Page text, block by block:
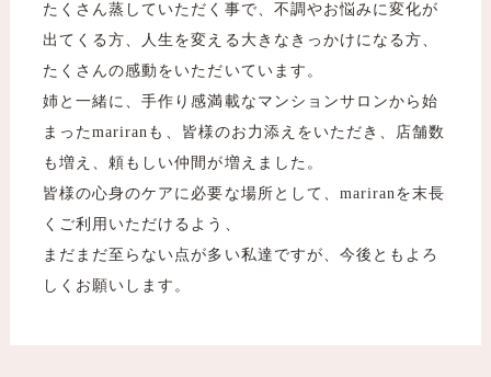
たくさん蒸していただく事で、不調やお悩みに変化が
出てくる方、人生を変える大きなきっかけになる方、
たくさんの感動をいただいています。
姉と一緒に、手作り感満載なマンションサロンから始
まったmariranも、皆様のお力添えをいただき、店舗数
も増え、頼もしい仲間が増えました。
皆様の心身のケアに必要な場所として、mariranを末長
くご利用いただけるよう、
まだまだ至らない点が多い私達ですが、今後ともよろ
しくお願いします。